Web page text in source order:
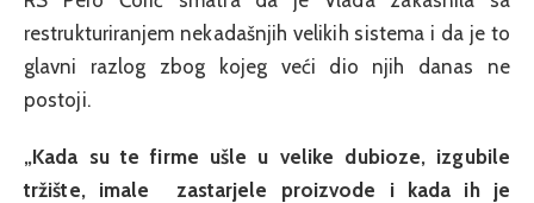
restrukturiranjem nekadašnjih velikih sistema i da je to
glavni razlog zbog kojeg veći dio njih danas ne
postoji.
„Kada su te firme ušle u velike dubioze, izgubile
tržište, imale zastarjele proizvode i kada ih je